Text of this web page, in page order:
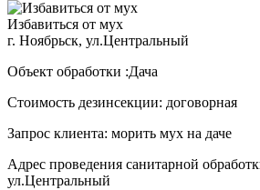
Избавиться от мух
г. Ноябрьск, ул.Центральный
Объект обработки :Дача
Стоимость дезинсекции: договорная
Запрос клиента: морить мух на даче
Адрес проведения санитарной
ул.Центральный